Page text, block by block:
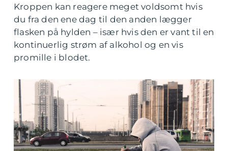
Kroppen kan reagere meget voldsomt hvis
du fra den ene dag til den anden lægger
flasken på hylden – især hvis den er vant til en
kontinuerlig strøm af alkohol og en vis
promille i blodet.